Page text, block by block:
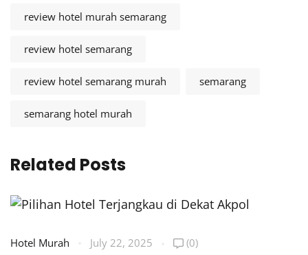
review hotel murah semarang
review hotel semarang
review hotel semarang murah semarang
semarang hotel murah
Related Posts
Hotel Murah July 22, 2025 (0)